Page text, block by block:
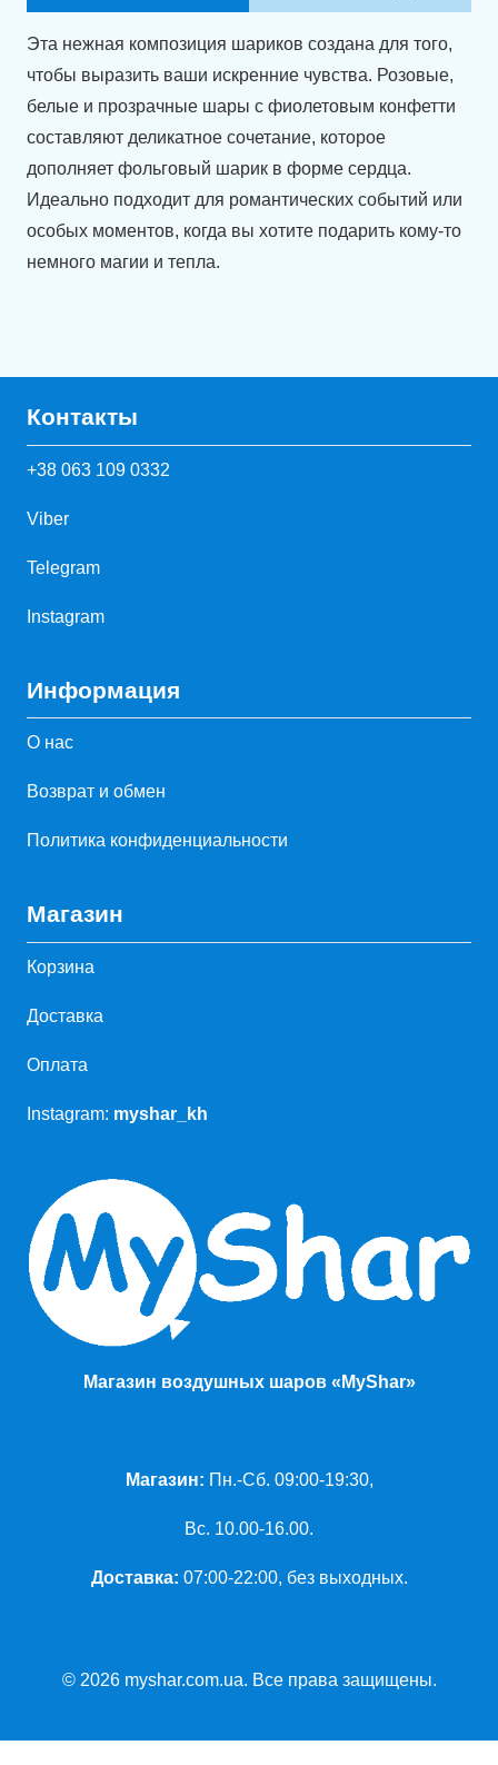
Эта нежная композиция шариков создана для того,
чтобы выразить ваши искренние чувства. Розовые,
белые и прозрачные шары с фиолетовым конфетти
составляют деликатное сочетание, которое
дополняет фольговый шарик в форме сердца.
Идеально подходит для романтических событий или
особых моментов, когда вы хотите подарить кому-то
немного магии и тепла.
Контакты
+38 063 109 0332
Viber
Telegram
Instagram
Информация
О нас
Возврат и обмен
Политика конфиденциальности
Магазин
Корзина
Доставка
Оплата
Instagram: myshar_kh
Магазин воздушных шаров «MyShar»
Магазин: Пн.-Сб. 09:00-19:30,
Вс. 10.00-16.00.
Доставка: 07:00-22:00, без выходных.
© 2026 myshar.com.ua. Все права защищены.